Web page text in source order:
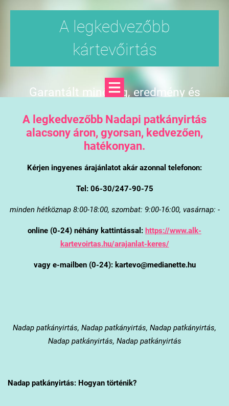
A legkedvezőbb
kártevőirtás
Garantált minőség, eredmény és
A legkedvezőbb Nadapi patkányirtás
alacsony áron, gyorsan, kedvezően,
hatékonyan.
Kérjen ingyenes árajánlatot akár azonnal telefonon:
Tel: 06-30/247-90-75
minden hétköznap 8:00-18:00, szombat: 9:00-16:00, vasárnap: -
online (0-24) néhány kattintással: https://www.alk-
kartevoirtas.hu/arajanlat-keres/
vagy e-mailben (0-24): kartevo@medianette.hu
Nadap patkányirtás, Nadap patkányirtás, Nadap patkányirtás,
Nadap patkányirtás, Nadap patkányirtás
Nadappatkányirtás: Hogyan történik?